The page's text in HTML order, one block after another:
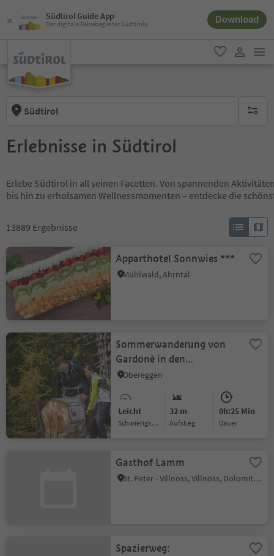
Südtirol Guide App
Der digitale Reisebegleiter Südtirols Download
favorit
Südtirol keine
Erlebnisse in Südtirol
Erlebe Südtirol in all seinen Facetten. Von spannenden
bis hin zu erholsamen Wellnessmomenten – entdecke die
13889 Ergebnisse
Apparthotel Sonnwies ***
Mühlwald, Ahrntal
Sommerwanderung von
Gardonè in den
Drachenwald
Obereggen
Leicht
Schwierigkeitsgrad
32 m
Aufstieg
0h:25 Min
Dauer
Gasthof Lamm
St. Peter - Villnöss, Villnöss, Dolomitenregion Lüsen Villnöss
Spazierweg: